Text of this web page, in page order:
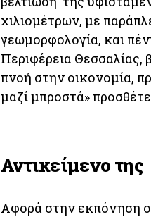
χιλιομέτρων, με
γεωμορφολογία, και
Περιφέρεια Θεσσαλίας,
πνοή στην οικονομία,
μαζί μπροστά»
Αντικείμενο
Αφορά στην εκπόνηση